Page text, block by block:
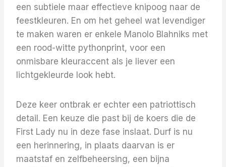
een subtiele maar effectieve knipoog naar de
feestkleuren. En om het geheel wat levendiger
te maken waren er enkele Manolo Blahniks met
een rood-witte pythonprint, voor een
onmisbare kleuraccent als je liever een
lichtgekleurde look hebt.
Deze keer ontbrak er echter een patriottisch
detail. Een keuze die past bij de koers die de
First Lady nu in deze fase inslaat. Durf is nu
een herinnering, in plaats daarvan is er
maatstaf en zelfbeheersing, een bijna